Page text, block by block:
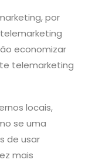
por
economizar
telemarketing
locais,
se uma
de usar
mais